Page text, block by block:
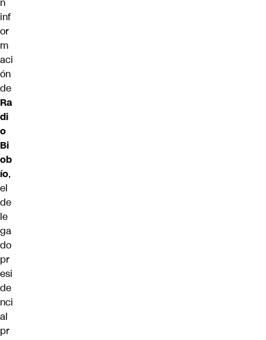
inf
or
m
aci
ón
de
Ra
di
o
Bi
ob
ío,
el
de
le
ga
do
pr
esi
de
nci
al
pr